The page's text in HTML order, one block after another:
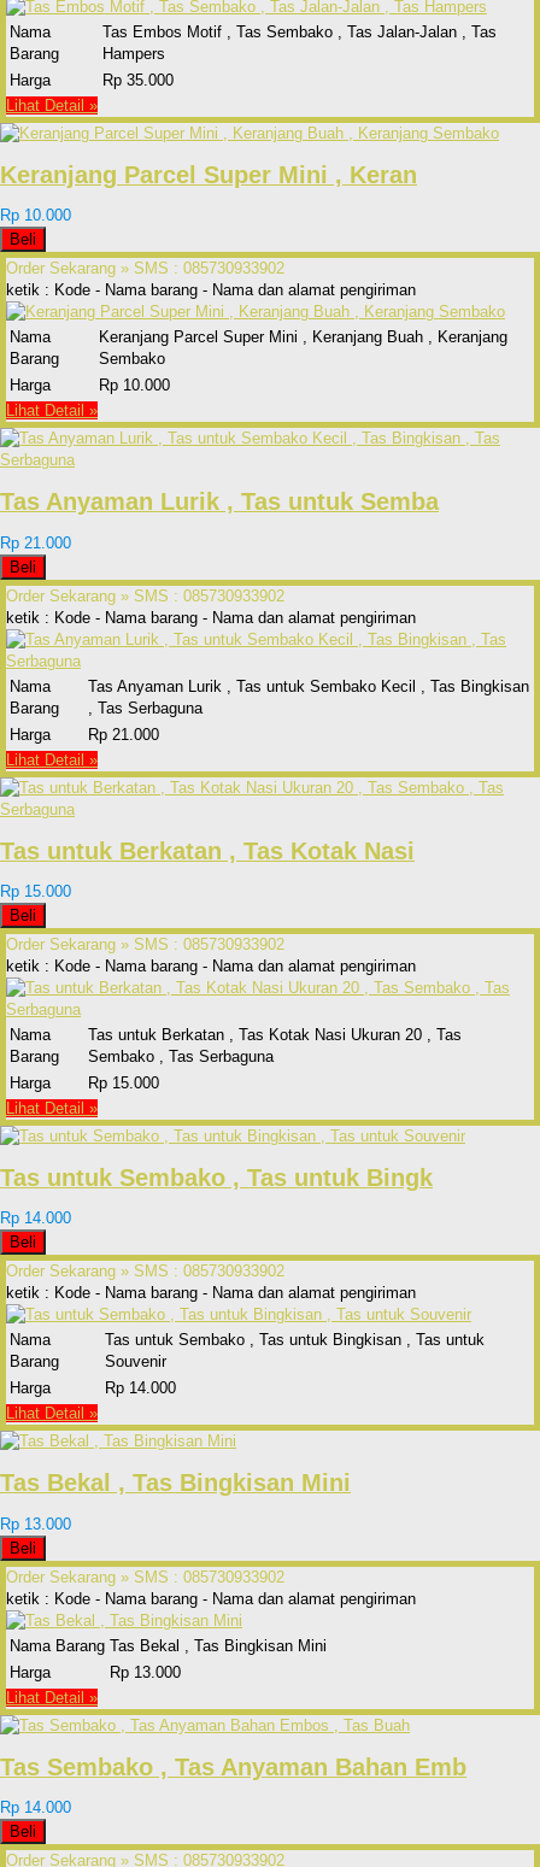
Nama
Barang
Tas Embos Motif , Tas Sembako , Tas Jalan-Jalan , Tas
Hampers
Harga
Rp 35.000
Lihat Detail »
Keranjang Parcel Super Mini , Keran
Rp 10.000
Beli
Order Sekarang » SMS : 085730933902
ketik : Kode - Nama barang - Nama dan alamat pengiriman
Nama
Barang
Keranjang Parcel Super Mini , Keranjang Buah , Keranjang
Sembako
Harga
Rp 10.000
Lihat Detail »
Tas Anyaman Lurik , Tas untuk Semba
Rp 21.000
Beli
Order Sekarang » SMS : 085730933902
ketik : Kode - Nama barang - Nama dan alamat pengiriman
Nama
Barang
Tas Anyaman Lurik , Tas untuk Sembako Kecil , Tas Bingkisan
, Tas Serbaguna
Harga
Rp 21.000
Lihat Detail »
Tas untuk Berkatan , Tas Kotak Nasi
Rp 15.000
Beli
Order Sekarang » SMS : 085730933902
ketik : Kode - Nama barang - Nama dan alamat pengiriman
Nama
Barang
Tas untuk Berkatan , Tas Kotak Nasi Ukuran 20 , Tas
Sembako , Tas Serbaguna
Harga
Rp 15.000
Lihat Detail »
Tas untuk Sembako , Tas untuk Bingk
Rp 14.000
Beli
Order Sekarang » SMS : 085730933902
ketik : Kode - Nama barang - Nama dan alamat pengiriman
Nama
Barang
Tas untuk Sembako , Tas untuk Bingkisan , Tas untuk
Souvenir
Harga
Rp 14.000
Lihat Detail »
Tas Bekal , Tas Bingkisan Mini
Rp 13.000
Beli
Order Sekarang » SMS : 085730933902
ketik : Kode - Nama barang - Nama dan alamat pengiriman
Nama Barang Tas Bekal , Tas Bingkisan Mini
Harga
Rp 13.000
Lihat Detail »
Tas Sembako , Tas Anyaman Bahan Emb
Rp 14.000
Beli
Order Sekarang » SMS : 085730933902